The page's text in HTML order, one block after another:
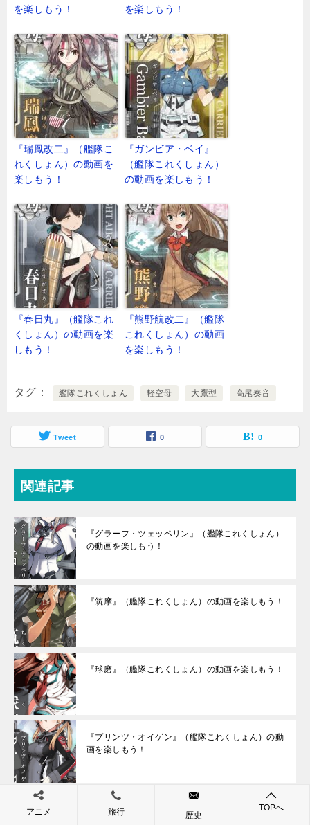
を楽しもう！
を楽しもう！
『瑞鳳改二』（艦隊こ
れくしょん）の動画を
楽しもう！
『ガンビア・ベイ』
（艦隊これくしょん）
の動画を楽しもう！
『春日丸』（艦隊これ
くしょん）の動画を楽
しもう！
『熊野航改二』（艦隊
これくしょん）の動画
を楽しもう！
タグ 艦隊これくしょん 軽空母 大鷹型 高尾奏音
Tweet 0 0
関連記事
『グラーフ・ツェッペリン』（艦隊これくしょん）
の動画を楽しもう！
『筑摩』（艦隊これくしょん）の動画を楽しもう！
『球磨』（艦隊これくしょん）の動画を楽しもう！
『プリンツ・オイゲン』（艦隊これくしょん）の動
画を楽しもう！
『明石改』（艦隊これくしょん）の動画を楽しも
アニメ 旅行 歴史
TOPへ